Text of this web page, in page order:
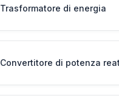
Trasformatore di energia
Convertitore di potenza